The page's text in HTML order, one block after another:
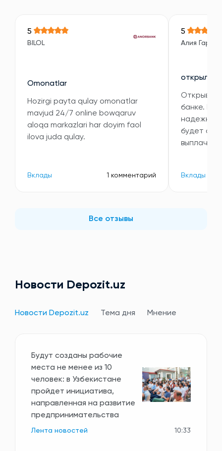
5
BILOL
Omonatlar
Hozirgi payta qulay omonatlar
mavjud 24/7 online bowqaruv
aloqa markazlari har doyim faol
ilova juda qulay.
Вклады 1 комментарий
5
Алия
открыла
банке.
будет
Вклады
Все отзывы
Новости Depozit.uz
Новости Depozit.uz Тема дня Мнение
Будут созданы рабочие
места не менее из 10
человек: в Узбекистане
пройдет инициатива,
направленная на развитие
предпринимательства
Лента новостей 10:33